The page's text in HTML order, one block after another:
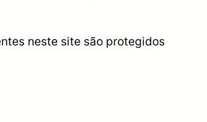
neste site são protegidos